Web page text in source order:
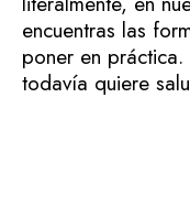
encuentras las
poner en
todavía quiere